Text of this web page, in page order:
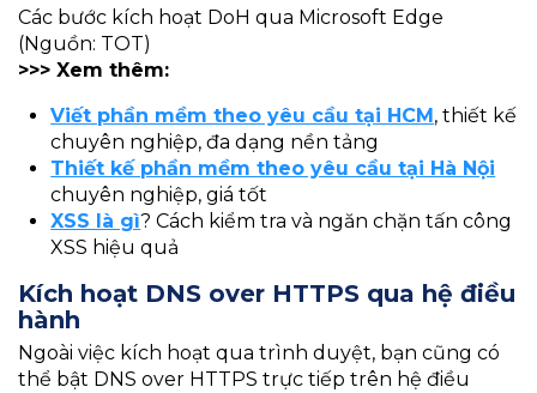
Các bước kích hoạt DoH qua Microsoft Edge
(Nguồn: TOT)
>>> Xem thêm:
Viết phần mềm theo yêu cầu tại HCM , thiết kế
chuyên nghiệp, đa dạng nền tảng
Thiết kế phần mềm theo yêu cầu tại Hà Nội
chuyên nghiệp, giá tốt
XSS là gì? Cách kiểm tra và ngăn chặn tấn công
XSS hiệu quả
Kích hoạt DNS over HTTPS qua hệ điều
hành
Ngoài việc kích hoạt qua trình duyệt, bạn cũng có
thể bật DNS over HTTPS trực tiếp trên hệ điều